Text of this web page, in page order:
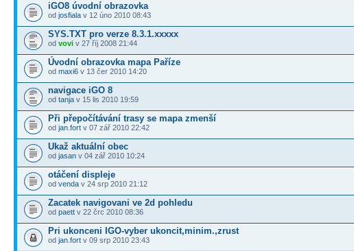
iGO8 úvodní obrazovka
od josfiala v 12 úno 2010 08:43
SYS.TXT pro verze 8.3.1.xxxxx
od vovi v 27 říj 2008 21:44
Úvodní obrazovka mapa Paříze
od maxi6 v 13 čer 2010 14:20
navigace iGO 8
od tanja v 15 lis 2010 19:59
Při přepočítávání trasy se mapa zmenší
od jan.fort v 07 zář 2010 22:42
Ukaž aktuální obec
od jasan v 04 zář 2010 10:24
otáčení displeje
od venda v 24 srp 2010 21:12
Zacatek navigovani ve 2d pohledu
od paett v 22 črc 2010 08:36
Pri ukonceni IGO-vyber ukoncit,minim.,zrust
od jan.fort v 09 srp 2010 23:43